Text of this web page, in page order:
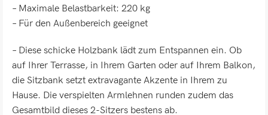
– Maximale Belastbarkeit: 220 kg
– Für den Außenbereich geeignet
– Diese schicke Holzbank lädt zum Entspannen ein. Ob
auf Ihrer Terrasse, in Ihrem Garten oder auf Ihrem Balkon,
die Sitzbank setzt extravagante Akzente in Ihrem zu
Hause. Die verspielten Armlehnen runden zudem das
Gesamtbild dieses 2-Sitzers bestens ab.